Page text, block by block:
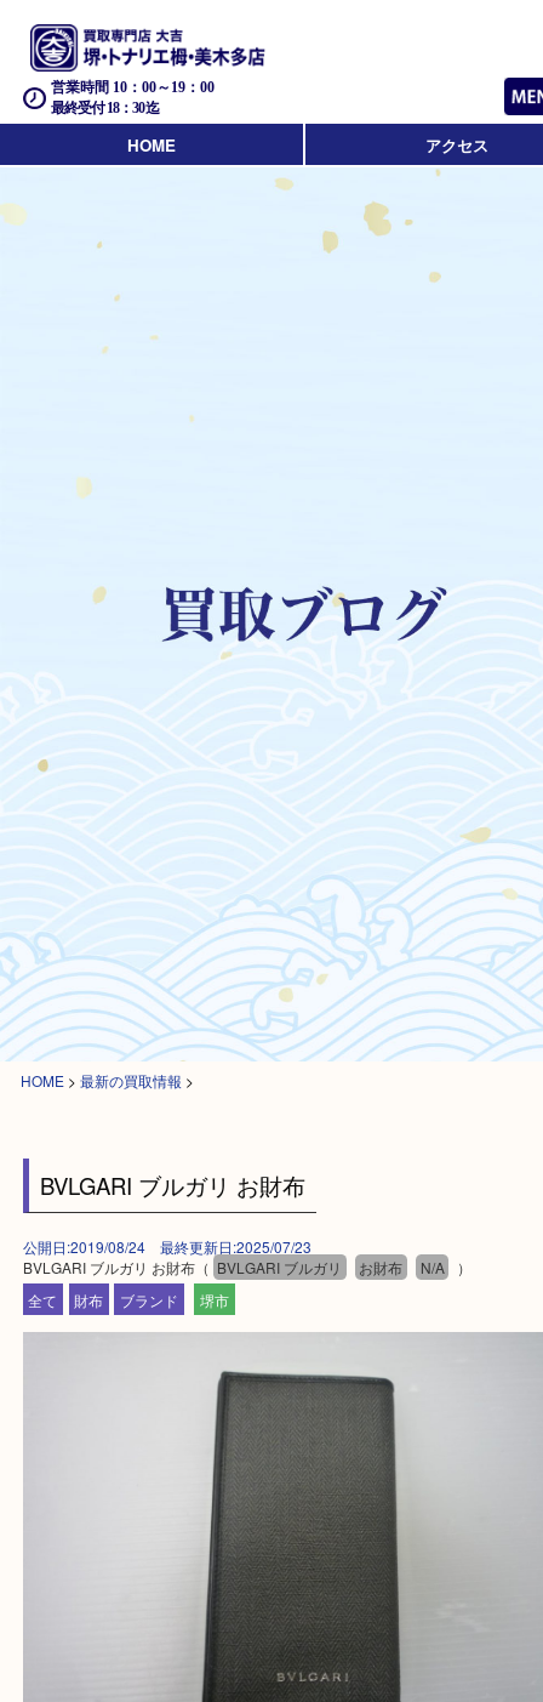
営業時間 10：00～19：00
最終受付 18：30迄
HOME アクセス
HOME
BVLGARI ブルガリ お財布
堺市